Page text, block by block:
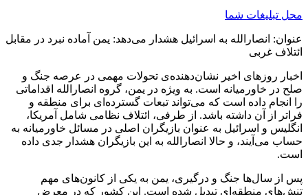
محل تبلیغات شما
عنوان: انصارالله به اسرائیل هشدار می‌دهد: یمن آماده نبرد در مقابل
ائتلاف غربی
اخبار روزهای اخیر نشان‌دهنده‌ی تحولات مهمی در عرصه جنگ و
صلح در خاورمیانه است. به ویژه در یمن، گروه انصارالله اقداماتی
را انجام داده است که می‌تواند تبعات گسترده‌ای برای منطقه و
فراتر از آن داشته باشد. از طرفی، ائتلاف نظامی شامل آمریکا،
انگلیس و اسرائیل به عنوان بازیگران اصلی در مسائل خاورمیانه به
حساب می‌آیند، و حالا انصارالله به این بازیگران هشدار جدی داده
است.
پس از سال‌ها جنگ و درگیری، یمن به یکی از کانون‌های مهم
تنش‌های منطقه‌ای تبدیل شده است. این کشور که در معرض